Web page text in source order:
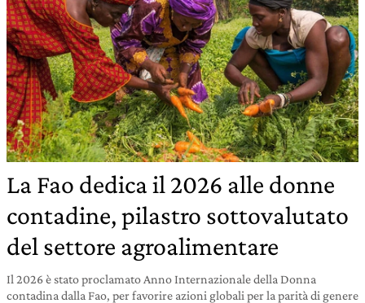
La Fao dedica il 2026 alle donne
contadine, pilastro sottovalutato
del settore agroalimentare
Il 2026 è stato proclamato Anno Internazionale della Donna
contadina dalla Fao, per favorire azioni globali per la parità di genere